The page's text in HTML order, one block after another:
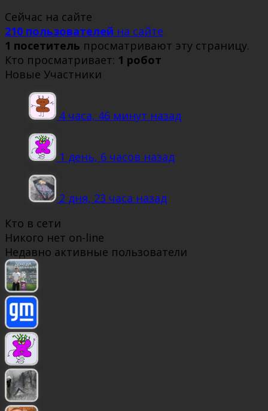
Сейчас на сайте
210 пользователей на сайте
1 посетитель просматривают эту страницу.
Кто просматривает: 1 робот
Новые Участники
4 часа, 46 минут назад
1 день, 6 часов назад
2 дня, 23 часа назад
Кто в сети
Никого нет on-line
Недавно активные пользователи